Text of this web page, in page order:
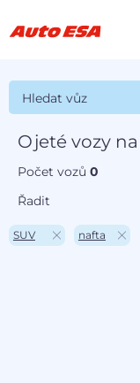
Hledat vůz
Ojeté vozy
Počet vozů0
Řadit
SUV nafta